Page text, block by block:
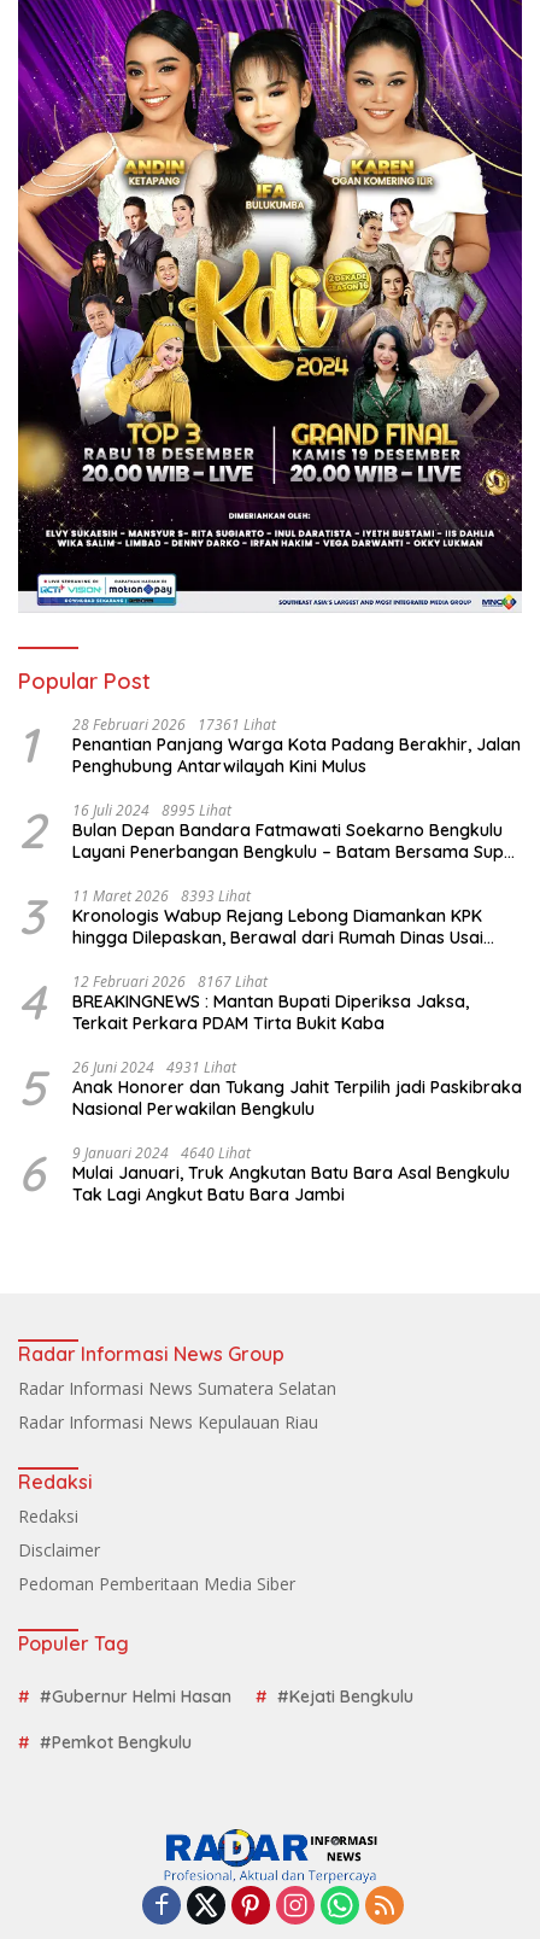
Popular Post
1 28 Februari 2026 17361 Lihat
Penantian Panjang Warga Kota Padang Berakhir, Jalan
Penghubung Antarwilayah Kini Mulus
2 16 Juli 2024 8995 Lihat
Bulan Depan Bandara Fatmawati Soekarno Bengkulu
Layani Penerbangan Bengkulu – Batam Bersama Super
3 11 Maret 2026 8393 Lihat
Kronologis Wabup Rejang Lebong Diamankan KPK
hingga Dilepaskan, Berawal dari Rumah Dinas Usai
4 12 Februari 2026 8167 Lihat
BREAKINGNEWS : Mantan Bupati Diperiksa Jaksa,
Terkait Perkara PDAM Tirta Bukit Kaba
5 26 Juni 2024 4931 Lihat
Anak Honorer dan Tukang Jahit Terpilih jadi Paskibraka
Nasional Perwakilan Bengkulu
6 9 Januari 2024 4640 Lihat
Mulai Januari, Truk Angkutan Batu Bara Asal Bengkulu
Tak Lagi Angkut Batu Bara Jambi
Radar Informasi News Group
Radar Informasi News Sumatera Selatan
Radar Informasi News Kepulauan Riau
Redaksi
Redaksi
Disclaimer
Pedoman Pemberitaan Media Siber
Populer Tag
#Gubernur Helmi Hasan #Kejati Bengkulu
#Pemkot Bengkulu